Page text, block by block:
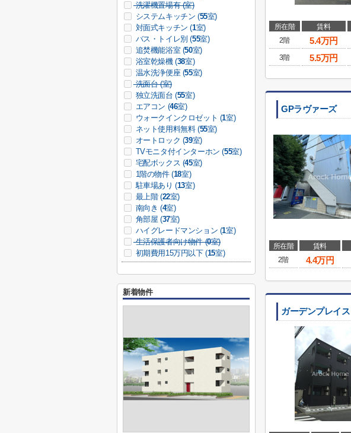
所在階 賃料
2階
5.4万円
3階
5.5万円
GPラヴァーズ
所在階 賃料
2階
4.4万円
ガーデンプレイス
洗濯機置場有 (室)
システムキッチン (55室)
対面式キッチン (1室)
バス・トイレ別 (55室)
追焚機能浴室 (50室)
浴室乾燥機 (38室)
温水洗浄便座 (55室)
洗面台 (室)
独立洗面台 (55室)
エアコン (46室)
ウォークインクロゼット (1室)
ネット使用料無料 (55室)
オートロック (39室)
TVモニタ付インターホン (55室)
宅配ボックス (45室)
1階の物件 (18室)
駐車場あり (13室)
最上階 (22室)
南向き (4室)
角部屋 (37室)
ハイグレードマンション (1室)
生活保護者向け物件 (0室)
初期費用15万円以下 (15室)
新着物件